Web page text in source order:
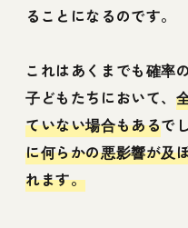
ることになるのです。
これはあくまでも確率
子どもたちにおいて、
ていない場合もあるで
に何らかの悪影響が及
れます。